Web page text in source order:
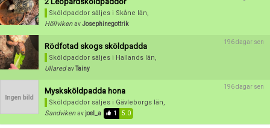
Sköldpaddor säljes i Skåne län,
Höllviken avJosephinegottrik
Rödfotad skogs sköldpadda
Sköldpaddor säljes i Hallands län,
Ullared avTainy
196 dagar sen
Mysksköldpadda hona
Sköldpaddor säljes i Gävleborgs län,
Sandviken avjoel_a 1 5.0
196 dagar sen